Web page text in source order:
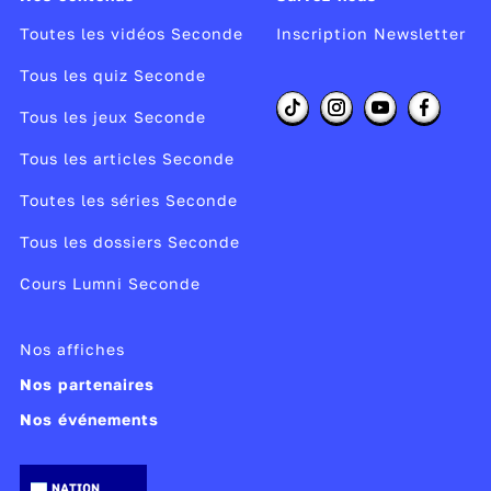
► Découvre aussi :La signature du traité de
Versailles.
Auteur :Nicolas Chateauneuf
Producteur :France Télévisions
Modifié le 07/05/26
Toutes les vidéos Seconde
Tous les quiz Seconde
Tous les jeux Seconde
Tous les articles Seconde
Toutes les séries Seconde
Tous les dossiers Seconde
Cours Lumni Seconde
Inscription Newsletter
Nos affiches
Nos partenaires
Nos événements